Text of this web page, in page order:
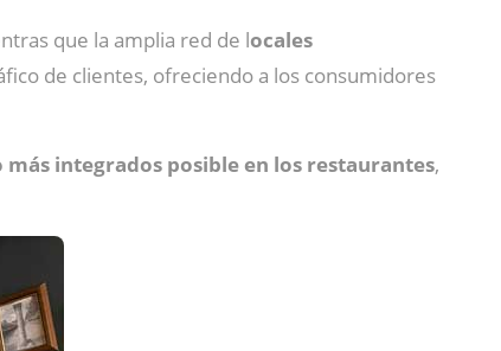
que la amplia red de locales
de clientes, ofreciendo a los consumidores
integrados posible en los restaurantes,